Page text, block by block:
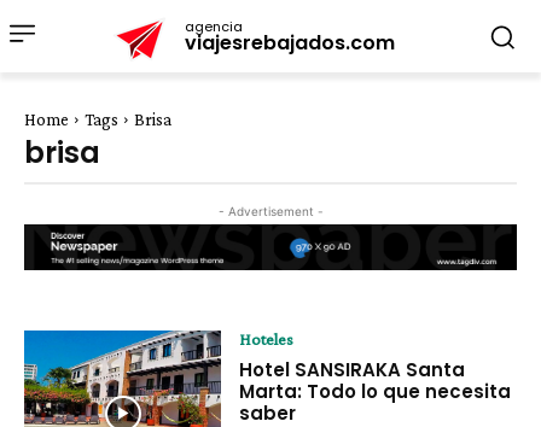
agencia
viajesrebajados.com
Home Tags Brisa
brisa
- Advertisement -
Hoteles
Hotel SANSIRAKA Santa
Marta: Todo lo que necesita
saber